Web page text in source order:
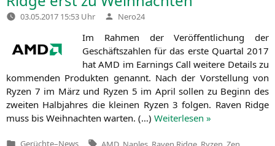
03.05.2017 15:53 Uhr Verfasst
von
Nero24
Im Rah­men der Ver­öf­fent­li­chung der
Geschäfts­zah­len für das ers­te Quar­tal 2017
hatAMD im Ear­nings Call wei­te­re Details zu
kom­men­den Pro­duk­ten genannt. Nach der Vor­stel­lung von
Ryzen 7 im März und Ryzen 5 im April sol­len zu Beginn des
zwei­ten Halb­jah­res die klei­nen Ryzen 3 fol­gen. Raven Ridge
muss bis Weih­nach­ten war­ten. (…) Wei­ter­le­sen »
Gerüchte–News Tags:
AMD Naples Raven Ridge Ryzen Zen